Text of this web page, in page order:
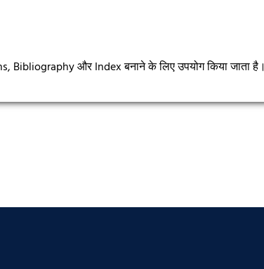
और Index बनाने के लिए उपयोग किया जाता है।